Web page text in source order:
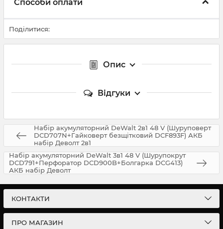
Способи оплати
Поділитися:
Опис
Відгуки
Набір акумуляторний DeWalt 2в1 48 V (Шуруповерт
DCD707N+Гайковерт безщітковий DCF893F) АКБ
набір Деволт 2в1
Набір акумуляторний DeWalt 3в1 48 V (Шурупокрут
DCD791+Перфоратор DCD900B+Болгарка DCG413)
АКБ набір Деволт
КОНТАКТИ
ПРО МАГАЗИН